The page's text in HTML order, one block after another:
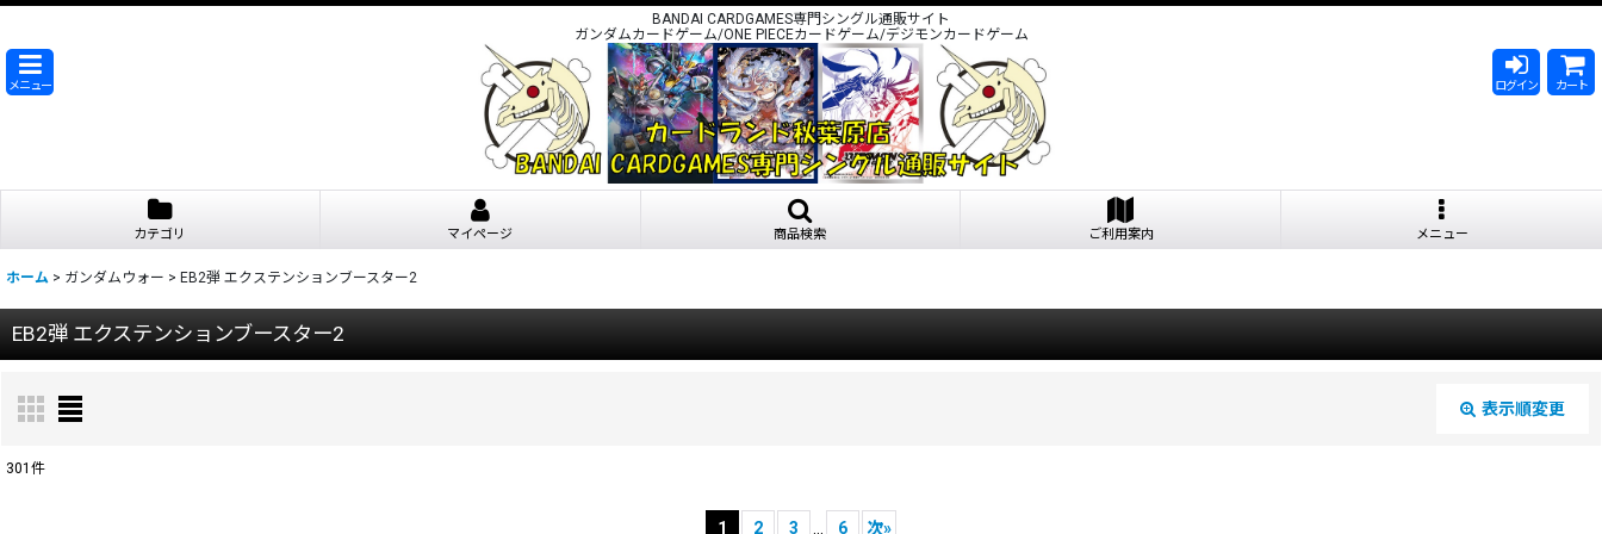
BANDAI CARDGAMES専門シングル通販サイト
ガンダムカードゲーム/ONE PIECEカードゲーム/デジモンカードゲーム
メニュー ログイン カート
カテゴリ マイページ 商品検索 ご利用案内 メニュー
ホーム > ガンダムウォー > EB2弾 エクステンションブースター2
EB2弾 エクステンションブースター2
表示順変更
301 件
1 2 3 6 次»